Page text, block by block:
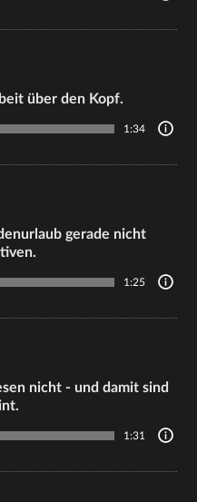
über den Kopf.
1:34
gerade nicht
1:25
nicht - und damit sind
1:31